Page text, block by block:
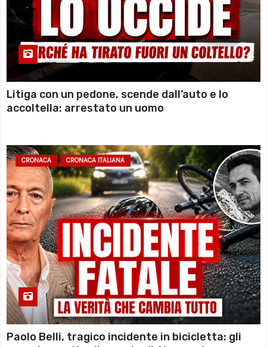
Litiga con un pedone, scende dall’auto e lo
accoltella: arrestato un uomo
CRONACA CRONACA ITALIANA
Paolo Belli, tragico incidente in bicicletta: gli